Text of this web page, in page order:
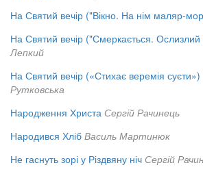
На Святий вечір ("Вікно. На нім маляр-
На Святий вечір ("Смеркається. Ослизлий
Лепкий
На Святий вечір («Стихає веремія суєти»)
Рутковська
Народження Христа Сергій Рачинець
Народився Хліб Василь Мартинюк
Не гаснуть зорі у Різдвяну ніч Сергій